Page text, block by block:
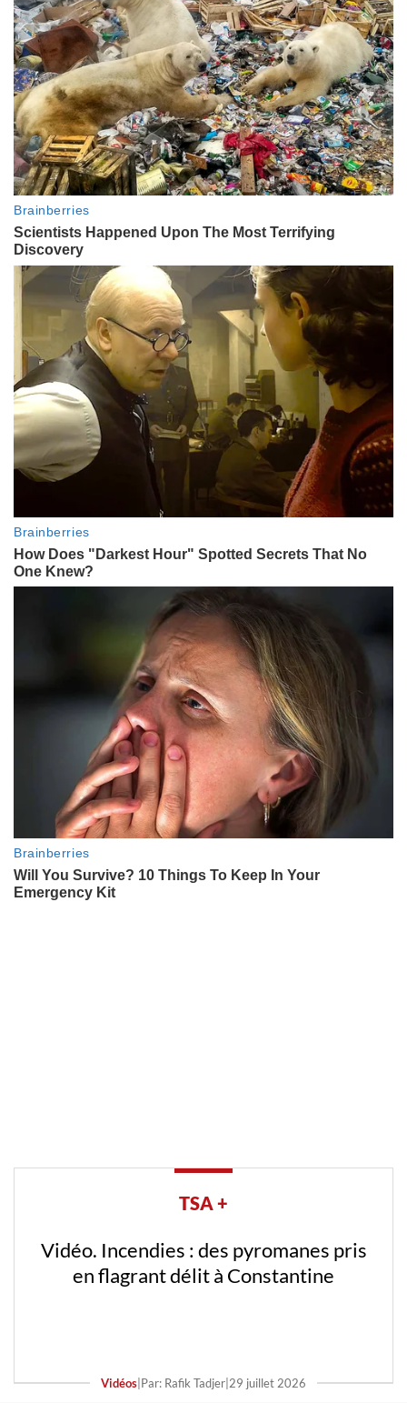
TSA +
Vidéo. Incendies : des pyromanes pris
en flagrant délit à Constantine
Vidéos Par: Rafik Tadjer 29 juillet 2026